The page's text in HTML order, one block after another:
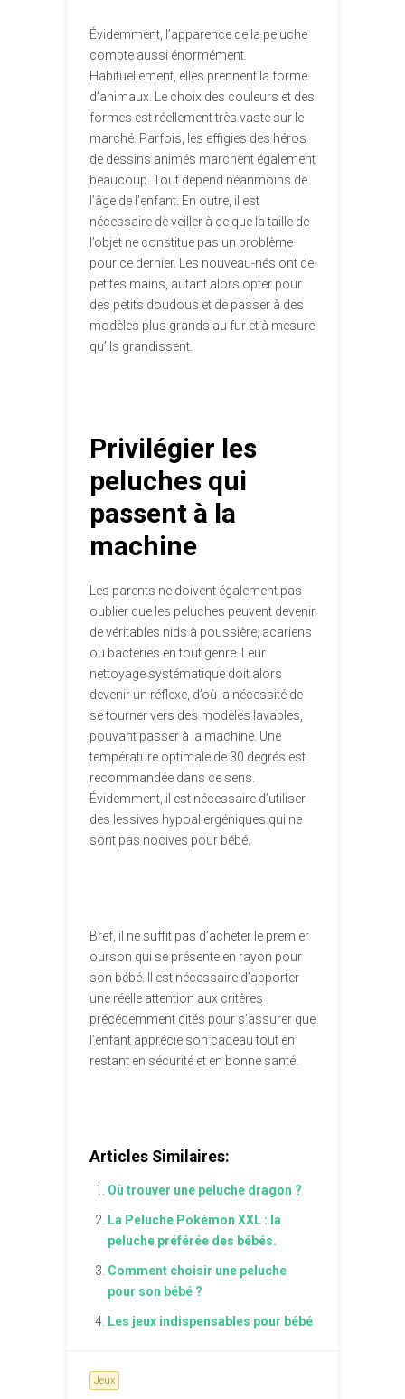
Évidemment, l’apparence de la peluche
compte aussi énormément.
Habituellement, elles prennent la forme
d’animaux. Le choix des couleurs et des
formes est réellement très vaste sur le
marché. Parfois, les effigies des héros
de dessins animés marchent également
beaucoup. Tout dépend néanmoins de
l’âge de l’enfant. En outre, il est
nécessaire de veiller à ce que la taille de
l’objet ne constitue pas un problème
pour ce dernier. Les nouveau-nés ont de
petites mains, autant alors opter pour
des petits doudous et de passer à des
modèles plus grands au fur et à mesure
qu’ils grandissent.
Privilégier les
peluches qui
passent à la
machine
Les parents ne doivent également pas
oublier que les peluches peuvent devenir
de véritables nids à poussière, acariens
ou bactéries en tout genre. Leur
nettoyage systématique doit alors
devenir un réflexe, d’où la nécessité de
se tourner vers des modèles lavables,
pouvant passer à la machine. Une
température optimale de 30 degrés est
recommandée dans ce sens.
Évidemment, il est nécessaire d’utiliser
des lessives hypoallergéniques qui ne
sont pas nocives pour bébé.
Bref, il ne suffit pas d’acheter le premier
ourson qui se présente en rayon pour
son bébé. Il est nécessaire d’apporter
une réelle attention aux critères
précédemment cités pour s’assurer que
l’enfant apprécie son cadeau tout en
restant en sécurité et en bonne santé.
Articles Similaires:
Où trouver une peluche dragon ?
La Peluche Pokémon XXL : la
peluche préférée des bébés.
Comment choisir une peluche
pour son bébé ?
Les jeux indispensables pour bébé
Jeux